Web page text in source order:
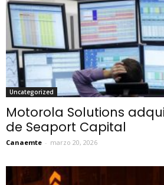
Uncategorized
Motorola Solutions
de Seaport Capital
Canaemte - marzo 20, 2026